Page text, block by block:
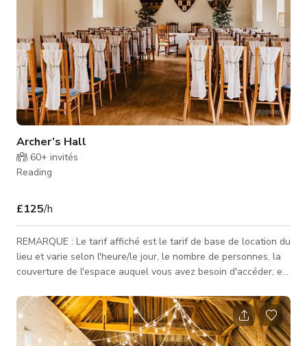
Archer’s Hall
60+ invités
Reading
£125/h
REMARQUE : Le tarif affiché est le tarif de base de location du
lieu et varie selon l'heure/le jour, le nombre de personnes, la
couverture de l'espace auquel vous avez besoin d'accéder, et
Contactez-nous pour des tarifs personnalisés. L'Archer’s Hall
se trouve en face de la grange Tithe dans la cour de la
grange. En plus d'être un espace intérieur parfait pour toute la